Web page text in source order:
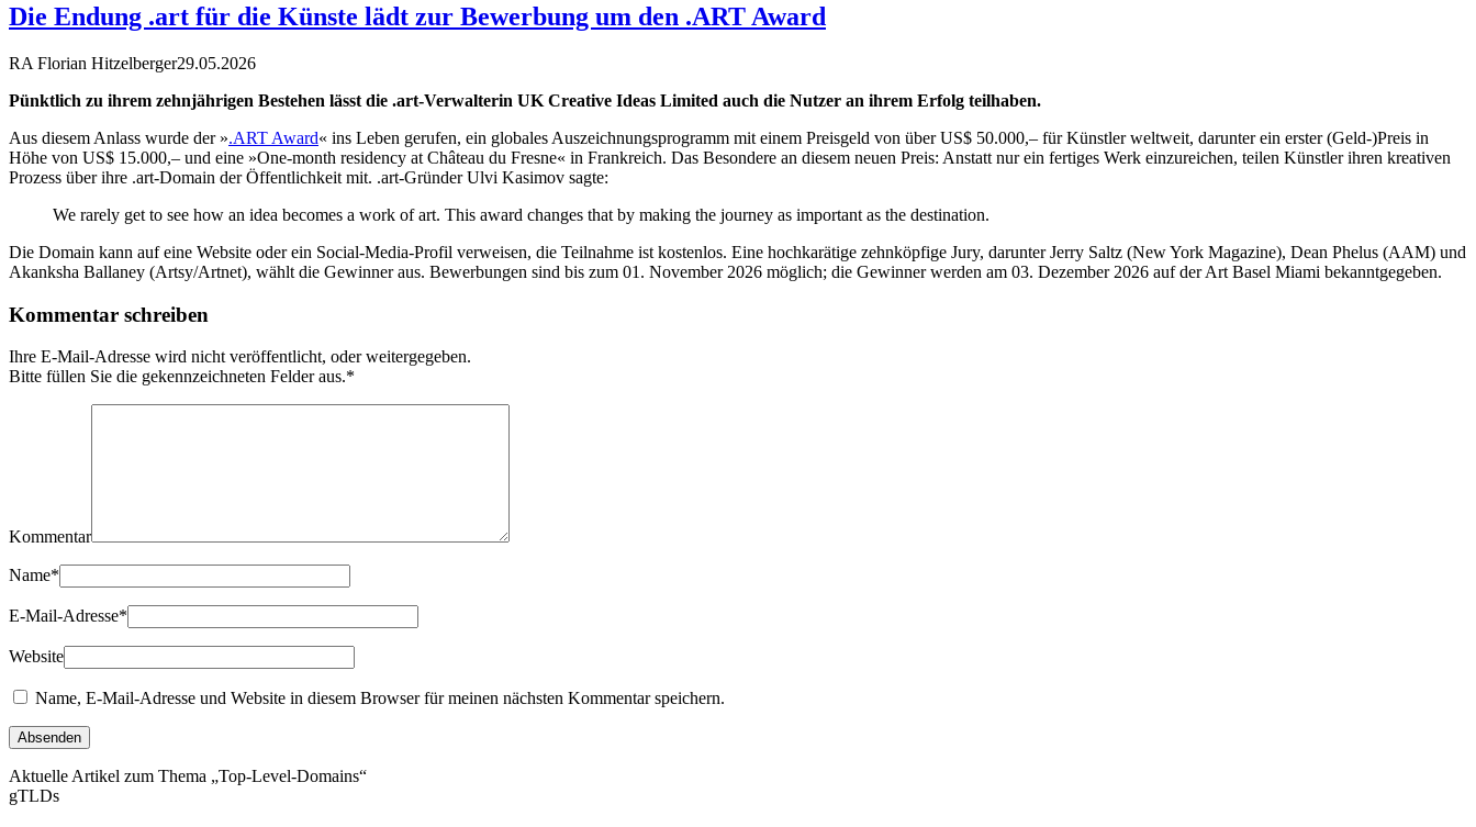
Die Endung .art für die Künste lädt zur Bewerbung um den .ART Award
RA Florian Hitzelberger29.05.2026
Pünktlich zu ihrem zehnjährigen Bestehen lässt die .art-Verwalterin UK Creative Ideas Limited auch die Nutzer an ihrem Erfolg teilhaben.
Aus diesem Anlass wurde der ».ART Award« ins Leben gerufen, ein globales Auszeichnungsprogramm mit einem Preisgeld von über US$ 50.000,– für Künstler weltweit, darunter ein erster (Geld-)Preis in
Höhe von US$ 15.000,– und eine »One-month residency at Château du Fresne« in Frankreich. Das Besondere an diesem neuen Preis: Anstatt nur ein fertiges Werk einzureichen, teilen Künstler ihren kreativen
Prozess über ihre .art-Domain der Öffentlichkeit mit. .art-Gründer Ulvi Kasimov sagte:
We rarely get to see how an idea becomes a work of art. This award changes that by making the journey as important as the destination.
Die Domain kann auf eine Website oder ein Social-Media-Profil verweisen, die Teilnahme ist kostenlos. Eine hochkarätige zehnköpfige Jury, darunter Jerry Saltz (New York Magazine), Dean Phelus (AAM) und
Akanksha Ballaney (Artsy/Artnet), wählt die Gewinner aus. Bewerbungen sind bis zum 01. November 2026 möglich; die Gewinner werden am 03. Dezember 2026 auf der Art Basel Miami bekanntgegeben.
Kommentar schreiben
Ihre E-Mail-Adresse wird nicht veröffentlicht, oder weitergegeben.
Bitte füllen Sie die gekennzeichneten Felder aus.*
Kommentar
Name*
E-Mail-Adresse*
Website
Name, E-Mail-Adresse und Website in diesem Browser für meinen nächsten Kommentar speichern.
Aktuelle Artikel zum Thema „Top-Level-Domains“
gTLDs